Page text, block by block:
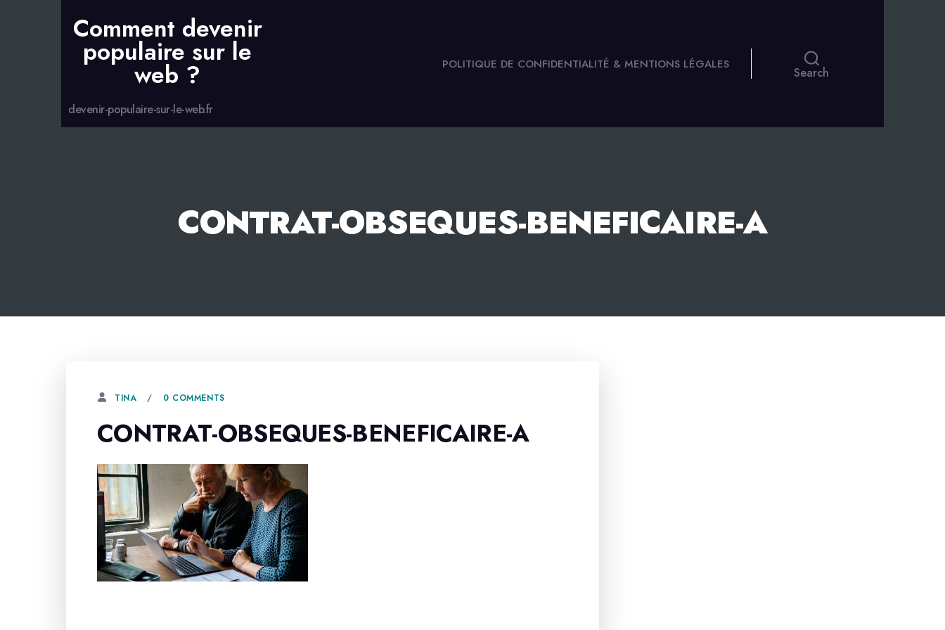
Comment devenir
populaire sur le
web ?
devenir-populaire-sur-le-web.fr
POLITIQUE DE CONFIDENTIALITÉ & MENTIONS LÉGALES
Search
CONTRAT-OBSEQUES-BENEFICAIRE-A
TINA 0 COMMENTS
CONTRAT-OBSEQUES-BENEFICAIRE-A